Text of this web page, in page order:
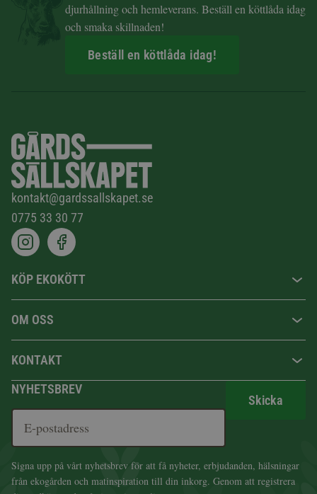
djurhållning och hemleverans. Beställ en köttlåda idag
och smaka skillnaden!
Beställ en köttlåda idag!
kontakt@gardssallskapet.se
0775 33 30 77
KÖP EKOKÖTT
OM OSS
KONTAKT
NYHETSBREV
Skicka
Signa upp på vårt nyhetsbrev för att få nyheter, erbjudanden, hälsningar
från ekogården och matinspiration till din inkorg. Genom att registrera